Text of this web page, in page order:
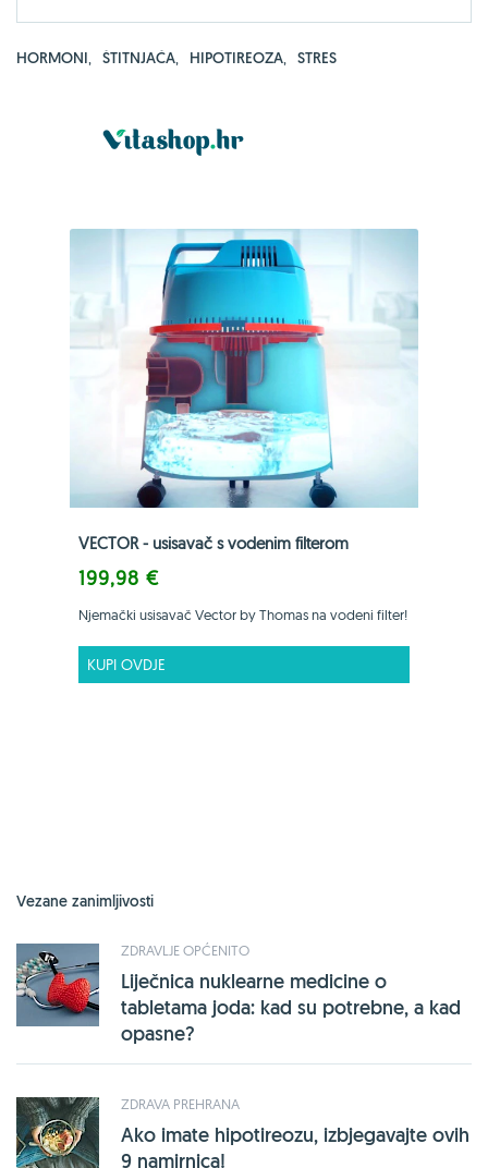
HORMONI, ŠTITNJAČA, HIPOTIREOZA, STRES
VECTOR - usisavač s vodenim filterom
199,98 €
Njemački usisavač Vector by Thomas na vodeni filter!
KUPI OVDJE
Vezane zanimljivosti
ZDRAVLJE OPĆENITO
Liječnica nuklearne medicine o
tabletama joda: kad su potrebne, a kad
opasne?
ZDRAVA PREHRANA
Ako imate hipotireozu, izbjegavajte ovih
9 namirnica!